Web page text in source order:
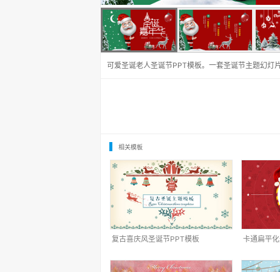
可爱圣诞老人圣诞节PPT模板。一套圣诞节主题幻灯
相关模板
复古喜庆风圣诞节PPT模板 卡通扁平